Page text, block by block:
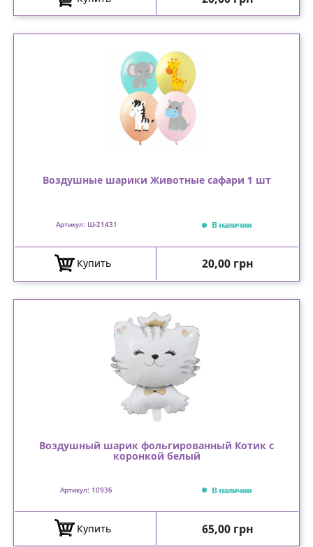
Воздушные шарики Животные сафари 1 шт
Артикул: Ш-21431 В наличии
Купить Цена
20,00 грн
Воздушный шарик фольгированный Котик с
коронкой белый
Артикул: 10936 В наличии
Купить Цена
65,00 грн